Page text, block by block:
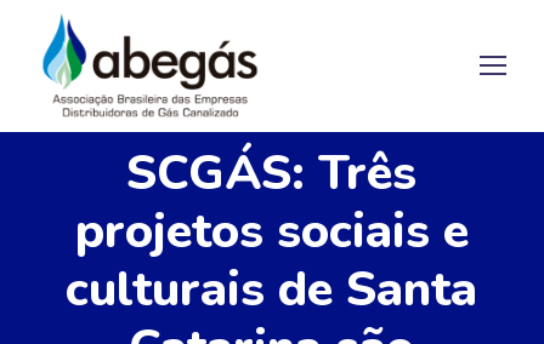
SCGÁS: Três
projetos sociais e
culturais de Santa